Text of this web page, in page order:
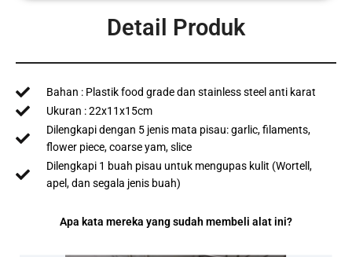
Detail Produk
Bahan : Plastik food grade dan stainless steel anti karat
Ukuran : 22x11x15cm
Dilengkapi dengan 5 jenis mata pisau: garlic, filaments,
flower piece, coarse yam, slice
Dilengkapi 1 buah pisau untuk mengupas kulit (Wortell,
apel, dan segala jenis buah)
Apa kata mereka yang sudah membeli alat ini?